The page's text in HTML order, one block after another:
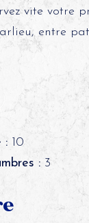
vite votre
entre
:10
:3